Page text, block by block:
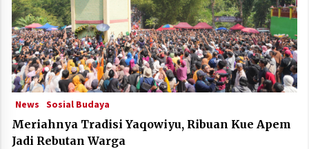
News Sosial Budaya
Meriahnya Tradisi Yaqowiyu, Ribuan Kue Apem
Jadi Rebutan Warga